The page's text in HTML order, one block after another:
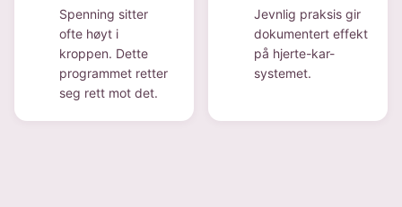
Spenning sitter
ofte høyt i
kroppen. Dette
programmet retter
seg rett mot det.
Jevnlig praksis gir
dokumentert effekt
på hjerte-kar-
systemet.